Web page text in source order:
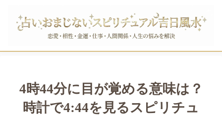
4時44分に目が覚める意味は？
時計で4:44を見るスピリチュ